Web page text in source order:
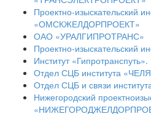
Проектно-изыскательский
«ОМСКЖЕЛДОРПРОЕКТ»
ОАО «УРАЛГИПРОТРАНС»
Проектно-изыскательский
Институт
Отдел СЦБ института
Отдел СЦБ и связи
Нижегородский